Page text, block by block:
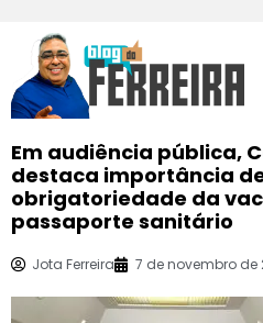
Em audiência pública,
destaca importância
obrigatoriedade da
passaporte sanitário
Jota Ferreira 7 de novembro de